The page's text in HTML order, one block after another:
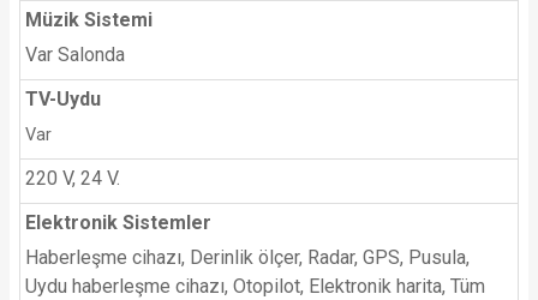
Müzik Sistemi
Var Salonda
TV-Uydu
Var
220 V, 24 V.
Elektronik Sistemler
Haberleşme cihazı, Derinlik ölçer, Radar, GPS, Pusula,
Uydu haberleşme cihazı, Otopilot, Elektronik harita, Tüm